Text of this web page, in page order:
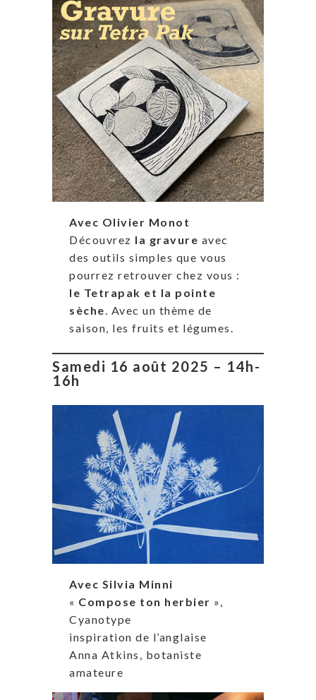
Avec Olivier Monot
Découvrez la gravure avec
des outils simples que vous
pourrez retrouver chez vous :
le Tetrapak et la pointe
sèche. Avec un thème de
saison, les fruits et légumes.
Samedi 16 août 2025 – 14h-
16h
Avec Silvia Minni
« Compose ton herbier »,
Cyanotype
inspiration de l’anglaise
Anna Atkins, botaniste
amateure